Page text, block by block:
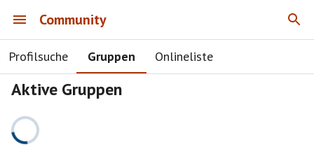
Community
Profilsuche Gruppen Onlineliste
Aktive Gruppen